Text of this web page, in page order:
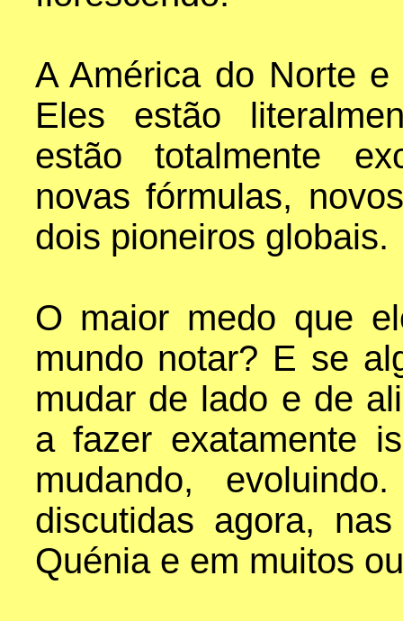
A América do Norte
Eles estão
estão totalmente
novas fórmulas,
dois pioneiros globais.
O maior medo que
mundo notar? E se
mudar de lado e de
a fazer exatamente
mudando,
discutidas agora,
Quénia e em muitos